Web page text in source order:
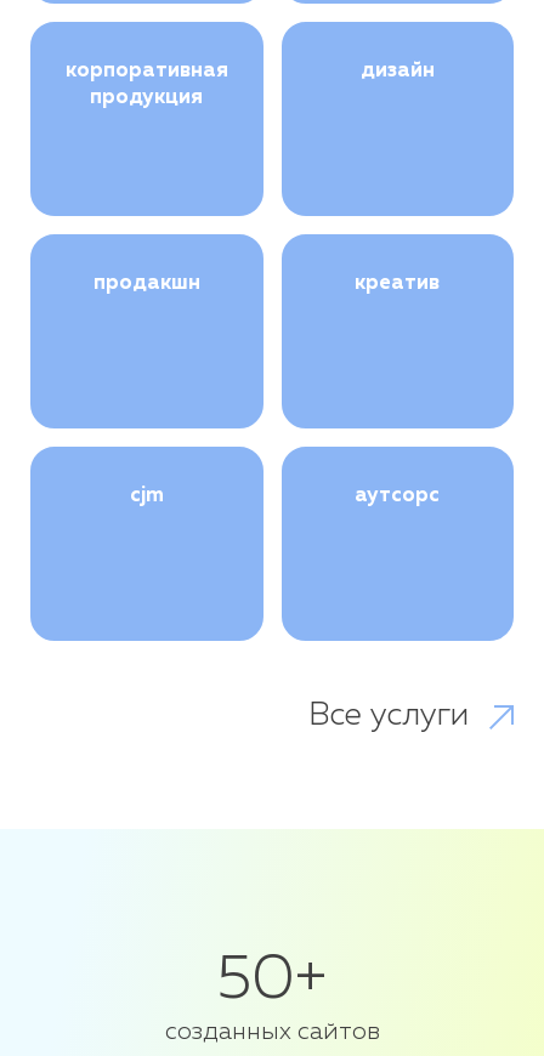
корпоративная
продукция
дизайн
продакшн креатив
cjm аутсорс
Все услуги
50+
созданных сайтов